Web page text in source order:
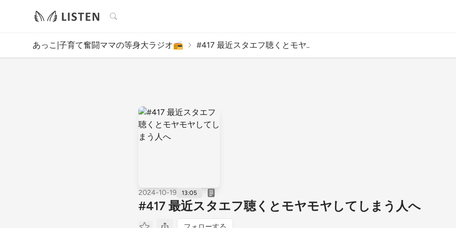
検索
あっこ|子育て奮闘ママの等身大ラジオ📻 #417 最近スタエフ聴くとモヤ..
2024-10-19 13:05
#417 最近スタエフ聴くとモヤモヤしてしまう人へ